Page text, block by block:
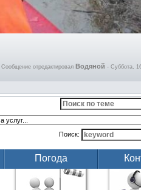
Сообщение отредактировал Водяной - Суббота,
Поиск:
Погода